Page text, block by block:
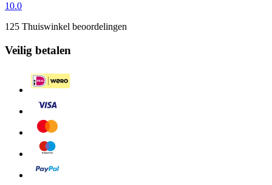
10.0
125 Thuiswinkel beoordelingen
Veilig betalen